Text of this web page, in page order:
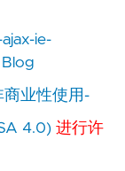
ie-
Blog
商业性使用-
4.0) 进行许